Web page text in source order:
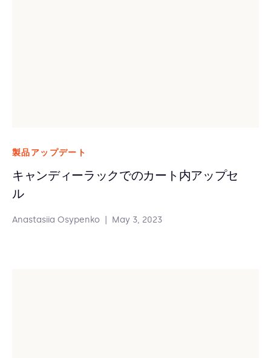
製品アップデート
キャンディーラックでのカート内アップセ
ル
Anastasiia Osypenko May 3, 2023